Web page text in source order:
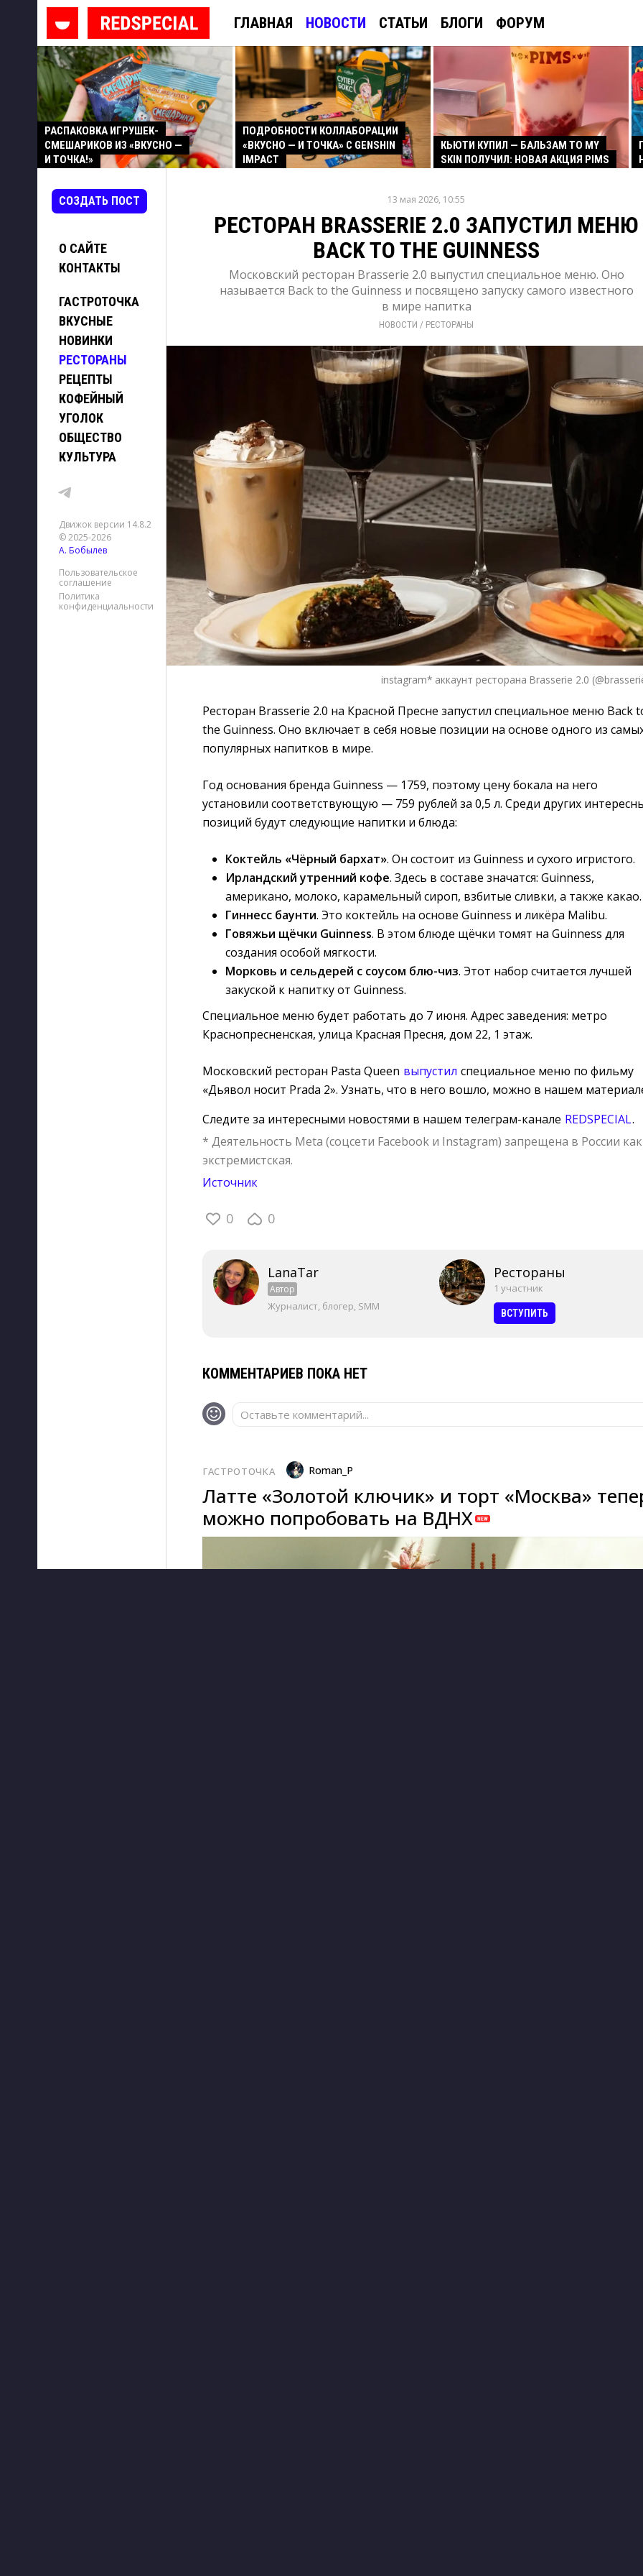
ГЛАВНАЯ НОВОСТИ СТАТЬИ БЛОГИ ФОРУМ
РАСПАКОВКА ИГРУШЕК-
СМЕШАРИКОВ ИЗ «ВКУСНО —
И ТОЧКА!»
ПОДРОБНОСТИ КОЛЛАБОРАЦИИ
«ВКУСНО — И ТОЧКА» С GENSHIN
IMPACT
КЬЮТИ КУПИЛ — БАЛЬЗАМ TO MY
SKIN ПОЛУЧИЛ: НОВАЯ АКЦИЯ PIMS
СОЗДАТЬ ПОСТ
О САЙТЕ
КОНТАКТЫ
ГАСТРОТОЧКА
ВКУСНЫЕ
НОВИНКИ
РЕСТОРАНЫ
РЕЦЕПТЫ
КОФЕЙНЫЙ
УГОЛОК
ОБЩЕСТВО
КУЛЬТУРА
Движок версии 14.8.2
© 2025-2026
А. Бобылев
Пользовательское
соглашение
Политика
конфиденциальности
13 мая 2026, 10:55
РЕСТОРАН BRASSERIE 2.0 ЗАПУСТИЛ МЕНЮ
BACK TO THE GUINNESS
Московский ресторан Brasserie 2.0 выпустил специальное меню. Оно
называется Back to the Guinness и посвящено запуску самого известного
в мире напитка
НОВОСТИ / РЕСТОРАНЫ
instagram* аккаунт ресторана Brasserie 2.0
Ресторан Brasserie 2.0 на Красной Пресне запустил специальное меню Back
the Guinness. Оно включает в себя новые позиции на основе одного из
популярных напитков в мире.
Год основания бренда Guinness — 1759, поэтому цену бокала на него
установили соответствующую — 759 рублей за 0,5 л. Среди других
позиций будут следующие напитки и блюда:
Коктейль «Чёрный бархат». Он состоит из Guinness и сухого игристого.
Ирландский утренний кофе. Здесь в составе значатся: Guinness,
американо, молоко, карамельный сироп, взбитые сливки, а также какао.
Гиннесс баунти. Это коктейль на основе Guinness и ликёра Malibu.
Говяжьи щёчки Guinness. В этом блюде щёчки томят на Guinness для
создания особой мягкости.
Морковь и сельдерей с соусом блю-чиз. Этот набор считается лучшей
закуской к напитку от Guinness.
Специальное меню будет работать до 7 июня. Адрес заведения: метро
Краснопресненская, улица Красная Пресня, дом 22, 1 этаж.
Московский ресторан Pasta Queen выпустил специальное меню по фильму
«Дьявол носит Prada 2». Узнать, что в него вошло, можно в нашем
Следите за интересными новостями в нашем телеграм-канале REDSPECIAL.
* Деятельность Meta (соцсети Facebook и Instagram) запрещена в России как
экстремистская.
Источник
0 0
LanaTar
Автор
Журналист, блогер, SMM
Рестораны
1 участник
ВСТУПИТЬ
КОММЕНТАРИЕВ ПОКА НЕТ
Оставьте комментарий...
ГАСТРОТОЧКА Roman_P
Латте «Золотой ключик» и торт «Москва»
можно попробовать на ВДНХ